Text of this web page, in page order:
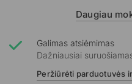
Daugiau
Galimas atsiėmimas
Dažniausiai
Peržiūrėti parduotuvės